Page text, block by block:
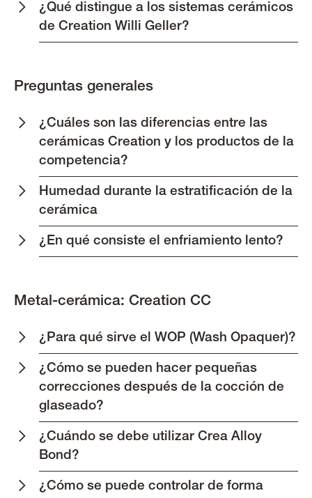
¿Qué distingue a los sistemas cerámicos
de Creation Willi Geller?
Preguntas generales
¿Cuáles son las diferencias entre las
cerámicas Creation y los productos de la
competencia?
Humedad durante la estratificación de la
cerámica
¿En qué consiste el enfriamiento lento?
Metal-cerámica: Creation CC
¿Para qué sirve el WOP (Wash Opaquer)?
¿Cómo se pueden hacer pequeñas
correcciones después de la cocción de
glaseado?
¿Cuándo se debe utilizar Crea Alloy
Bond?
¿Cómo se puede controlar de forma